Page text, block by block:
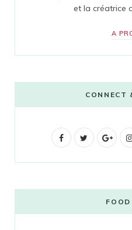
et la créatrice
A
CONNECT
F
b
t
G
g
l